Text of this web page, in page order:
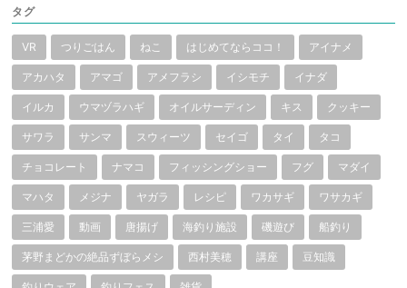
タグ
VR つりごはん ねこ はじめてならココ！ アイナメ
アカハタ アマゴ アメフラシ イシモチ イナダ
イルカ ウマヅラハギ オイルサーディン キス クッキー
サワラ サンマ スウィーツ セイゴ タイ タコ
チョコレート ナマコ フィッシングショー フグ マダイ
マハタ メジナ ヤガラ レシピ ワカサギ ワサカギ
三浦愛 動画 唐揚げ 海釣り施設 磯遊び 船釣り
茅野まどかの絶品ずぼらメシ 西村美穂 講座 豆知識